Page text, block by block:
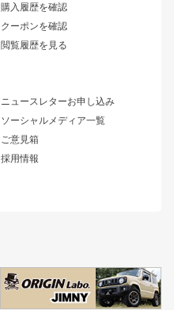
購入履歴を確認
クーポンを確認
閲覧履歴を見る
ニュースレターお申し込み
ソーシャルメディア一覧
ご意見箱
採用情報
ワンビア
ローレル
セフィーロ
キャラバン
三菱
まつど家 鉄漢
リアゲート
メンテナンスパーツ